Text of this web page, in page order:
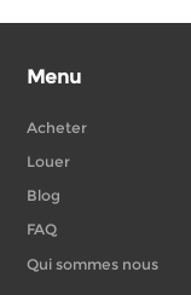
Menu
Acheter
Louer
Blog
FAQ
Qui sommes nous